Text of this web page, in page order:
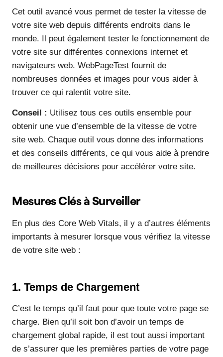
Cet outil avancé vous permet de tester la vitesse de
votre site web depuis différents endroits dans le
monde. Il peut également tester le fonctionnement de
votre site sur différentes connexions internet et
navigateurs web. WebPageTest fournit de
nombreuses données et images pour vous aider à
trouver ce qui ralentit votre site.
Conseil : Utilisez tous ces outils ensemble pour
obtenir une vue d’ensemble de la vitesse de votre
site web. Chaque outil vous donne des informations
et des conseils différents, ce qui vous aide à prendre
de meilleures décisions pour accélérer votre site.
Mesures Clés à Surveiller
En plus des Core Web Vitals, il y a d’autres éléments
importants à mesurer lorsque vous vérifiez la vitesse
de votre site web :
1. Temps de Chargement
C’est le temps qu’il faut pour que toute votre page se
charge. Bien qu’il soit bon d’avoir un temps de
chargement global rapide, il est tout aussi important
de s’assurer que les premières parties de votre page